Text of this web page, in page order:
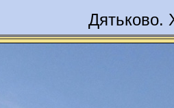
Дятьково.